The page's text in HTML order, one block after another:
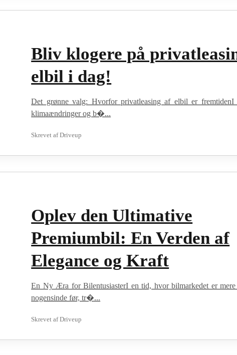
Bliv klogere på
elbil i dag!
Det grønne valg: Hvorfor privatleasing af elbil er fremtidenI
klimaændringer og b�...
Skrevet afDriveup
Oplev den Ultimative
Premiumbil: En Verden af
Elegance og Kraft
En Ny Æra for BilentusiasterI en tid, hvor bilmarkedet er mere
nogensinde før, tr�...
Skrevet afDriveup